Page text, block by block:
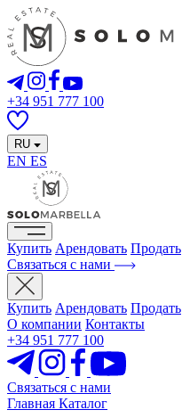
+34 951 777 100
RU
EN ES
Купить Арендовать Продать
Связаться с нами
Купить Арендовать Продать
О компании Контакты
+34 951 777 100
Связаться с нами
Главная Каталог